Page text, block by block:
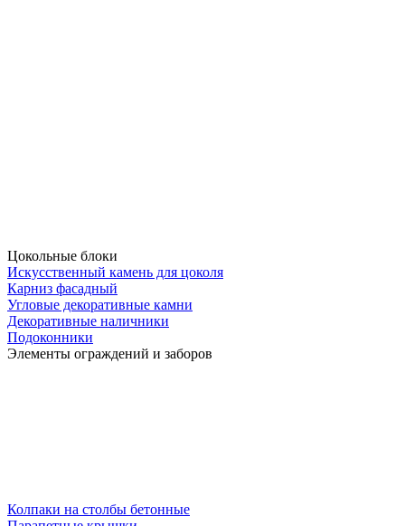
Цокольные блоки
Искусственный камень для цоколя
Карниз фасадный
Угловые декоративные камни
Декоративные наличники
Подоконники
Элементы ограждений и заборов
Колпаки на столбы бетонные